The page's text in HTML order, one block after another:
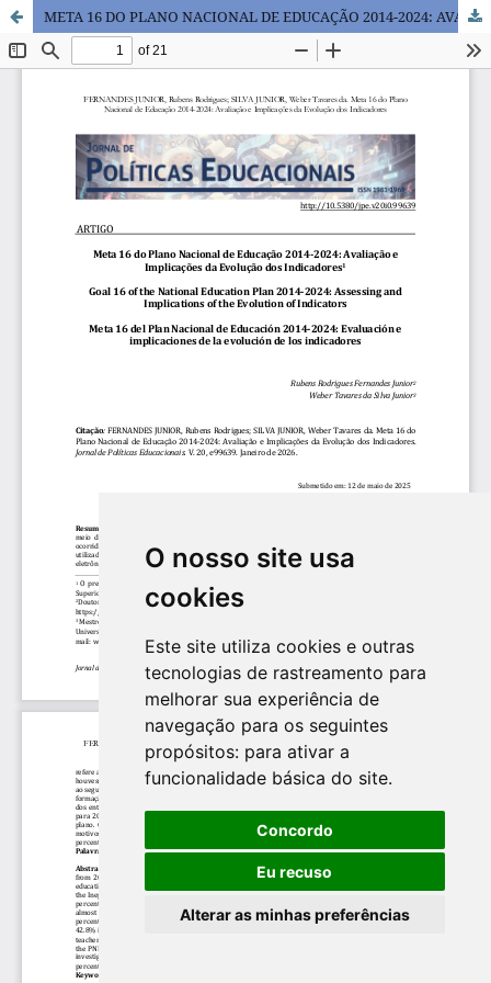
O nosso site usa
cookies
Este site utiliza cookies e outras
tecnologias de rastreamento para
melhorar sua experiência de
navegação para os seguintes
propósitos: para ativar a
funcionalidade básica do site.
Concordo
Eu recuso
Alterar as minhas preferências
META 16 DO PLANO NACIONAL DE EDUCAÇÃO 2014-2024: AVALIAÇÃO E IMPLICAÇÕES DA EVOLUÇÃO DOS INDICADORES